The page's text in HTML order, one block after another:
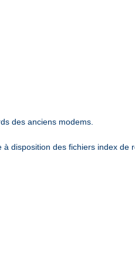
des anciens modems.
disposition des fichiers index de